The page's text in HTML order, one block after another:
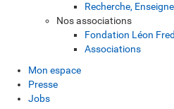
Recherche,
Nos associations
Fondation Léon
Associations
Mon espace
Presse
Jobs